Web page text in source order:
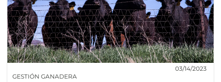
GESTIÓN GANADERA
03/14/2023